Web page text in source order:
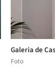
Galeria de
Foto